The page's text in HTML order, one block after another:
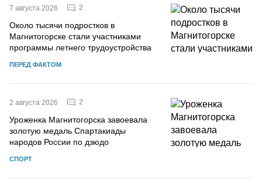
7 августа 2026 2
Около тысячи подростков в
Магнитогорске стали участниками
программы летнего трудоустройства
ПЕРЕД ФАКТОМ
2 августа 2026 2
Уроженка Магнитогорска завоевала
золотую медаль Спартакиады
народов России по дзюдо
СПОРТ